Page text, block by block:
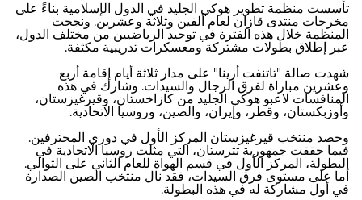
تأسست منظمة تطوير هوكي الجليد في الدول الإسلامية بناءً على
مخرجات منتدى قازان لعام ألفين وثلاثة وعشرين. ونجحت
المنظمة خلال هذه الفترة في توحيد الرياضيين من مختلف الدول،
عبر إطلاق بطولات مشتركة ومعسكرات تدريبية مكثفة.
شهدت صالة "تاتنفت أرينا" على مدار ثلاثة أيام إقامة أربع
وعشرين مباراة لفرق الرجال والسيدات. وشارك في هذه
المنافسات لاعبو هوكي الجليد من كازاخستان، وقيرغيزستان،
وأوزبكستان، وقطر، وإيران، والصين، وروسيا الاتحادية.
وحصد منتخب قيرغيزستان المركز الأول في دوري المحترفين.
فيما حققت جمهورية تترستان، التي مثلت روسيا الاتحادية في
البطولة، المركز الأول في قسم الهواة للعام الثاني على التوالي.
أما على مستوى فرق السيدات، فقد نال منتخب الصين الصدارة
في أول مشاركة له في هذه البطولة.